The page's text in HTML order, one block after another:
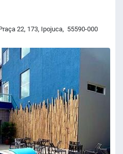
22, 173, Ipojuca, 55590-000